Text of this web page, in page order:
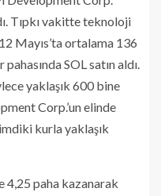
Tıpkı vakitte teknoloji
Mayıs’ta ortalama 136
SOL satın aldı.
yaklaşık 600 bine
Corp.’un elinde
kurla yaklaşık
4,25 paha kazanarak